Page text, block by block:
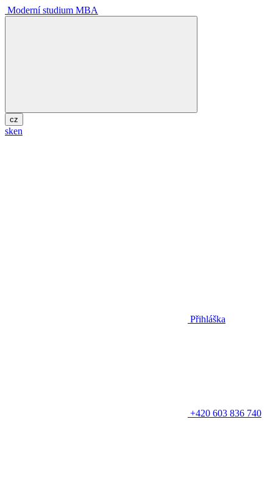
Moderní studium MBA
cz
sken
Přihláška
+420 603 836 740